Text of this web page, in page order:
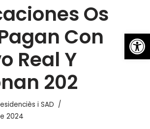
Os
Con
Real Y
202
i SAD
2024